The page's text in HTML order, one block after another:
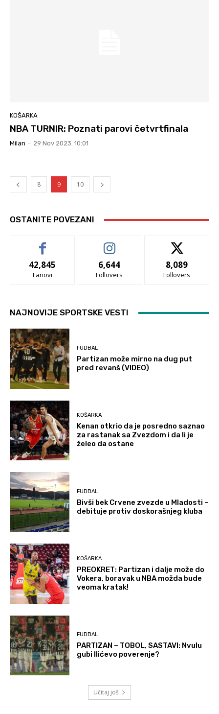
KOŠARKA
NBA TURNIR: Poznati parovi četvrtfinala
Milan - 29 Nov 2023. 10:01
8 9 10
OSTANITE POVEZANI
42,845
Fanovi
6,644
Follovers
8,089
Follovers
NAJNOVIJE SPORTSKE VESTI
FUDBAL
Partizan može mirno na dug put
pred revanš (VIDEO)
KOŠARKA
Kenan otkrio da je posredno saznao
za rastanak sa Zvezdom i da li je
želeo da ostane
FUDBAL
Bivši bek Crvene zvezde u Mladosti –
debituje protiv doskorašnjeg kluba
KOŠARKA
PREOKRET: Partizan i dalje može do
Vokera, boravak u NBA možda bude
veoma kratak!
FUDBAL
PARTIZAN – TOBOL, SASTAVI: Nvulu
gubi Ilićevo poverenje?
Učitaj još